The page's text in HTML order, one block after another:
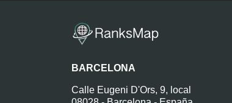
BARCELONA
Calle Eugeni D'Ors, 9, local